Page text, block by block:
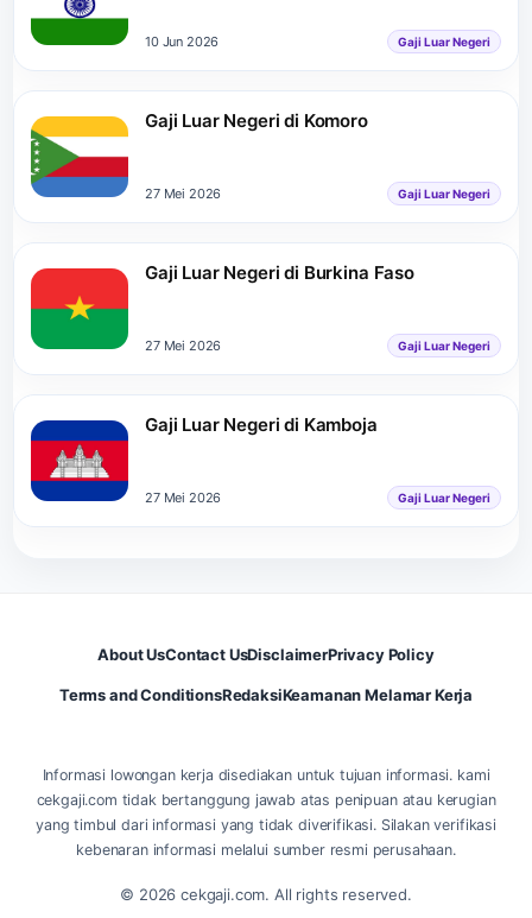
10 Jun 2026 Gaji Luar Negeri
Gaji Luar Negeri di Komoro
27 Mei 2026 Gaji Luar Negeri
Gaji Luar Negeri di Burkina Faso
27 Mei 2026 Gaji Luar Negeri
Gaji Luar Negeri di Kamboja
27 Mei 2026 Gaji Luar Negeri
About UsContact UsDisclaimerPrivacy Policy
Terms and ConditionsRedaksiKeamanan Melamar Kerja
Informasi lowongan kerja disediakan untuk tujuan informasi. kami
cekgaji.com tidak bertanggung jawab atas penipuan atau kerugian
yang timbul dari informasi yang tidak diverifikasi. Silakan verifikasi
kebenaran informasi melalui sumber resmi perusahaan.
© 2026 cekgaji.com. All rights reserved.